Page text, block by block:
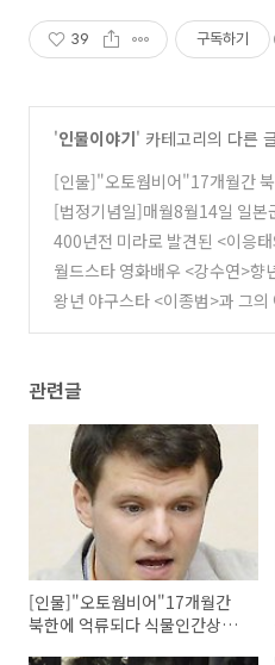
39 구독하기
'인물이야기' 카테고리의 다른
[인물]"오토웜비어"17개월간
식물인간상태로 귀국해서 6일
망한 사건
(32)
[법정기념일]매월8월14일 일본
기림의 날'
(37)
400년전 미라로 발견된 <이응
이엄마>와의 사랑♡조선판 사
월드스타 영화배우 <강수연>향년55세
월7일 별세..배우 강수연에 관하
왕년 야구스타 <이종범>과 그의
관련글
[인물]"오토웜비어"17개월간
북한에 억류되다 식물인간상태